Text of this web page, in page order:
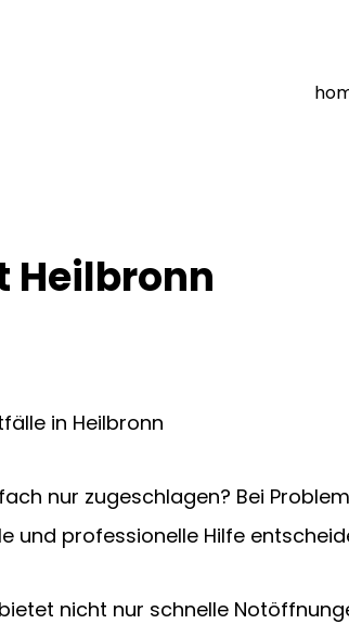
Heilbronn
in Heilbronn
nur zugeschlagen? Bei
und professionelle Hilfe
bietet nicht nur schnelle